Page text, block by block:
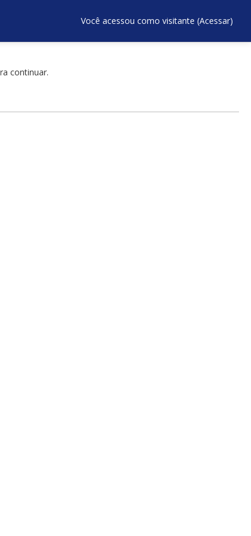
Você acessou como visitante (Acessar)
continuar.